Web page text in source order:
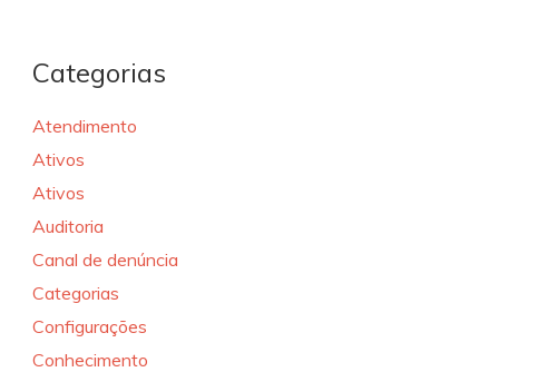
Categorias
Atendimento
Ativos
Ativos
Auditoria
Canal de denúncia
Categorias
Configurações
Conhecimento